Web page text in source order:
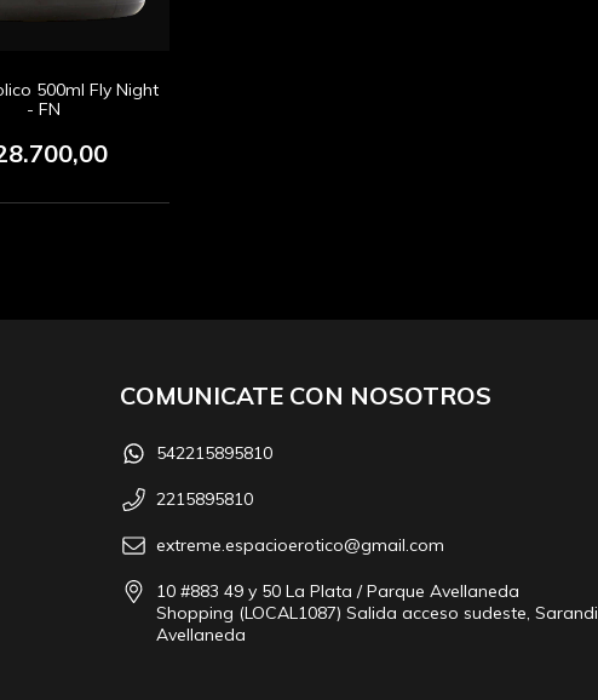
500ml Fly Night
- FN
COMUNICATE CON NOSOTROS
542215895810
2215895810
extreme.espacioerotico@gmail.com
10 #883 49 y 50 La Plata / Parque Avellaneda
Shopping (LOCAL1087) Salida acceso sudeste, Sarandi
Avellaneda